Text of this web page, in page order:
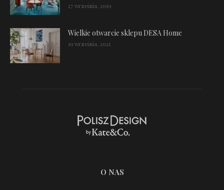
27 września, 2019
Wielkie otwarcie sklepu DESA Home
19 września, 2021
O NAS